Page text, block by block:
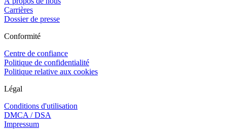
Carrières
Dossier de presse
Conformité
Centre de confiance
Politique de confidentialité
Politique relative aux cookies
Légal
Conditions d'utilisation
DMCA / DSA
Impressum